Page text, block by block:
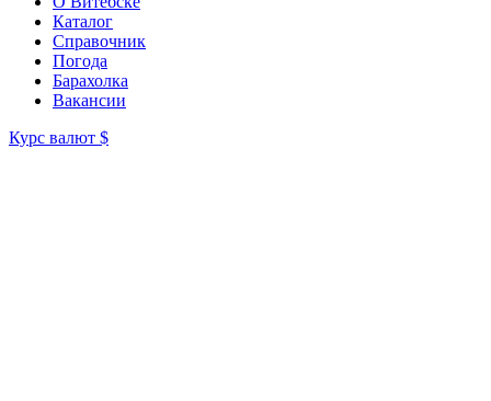
Каталог
Справочник
Погода
Барахолка
Вакансии
Курс валют $